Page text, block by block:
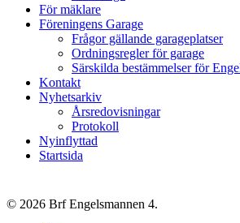
För mäklare
Föreningens Garage
Frågor gällande garageplatser
Ordningsregler för garage
Särskilda bestämmelser för
Kontakt
Nyhetsarkiv
Årsredovisningar
Protokoll
Nyinflyttad
Startsida
© 2026 Brf Engelsmannen 4.